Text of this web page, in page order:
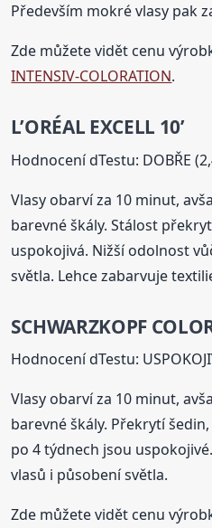
Především mokré vlasy pak
Zde můžete vidět cenu
INTENSIV-COLORATION.
L’ORÉAL EXCELL 10’
Hodnocení dTestu: DOBŘE
Vlasy obarví za 10 minut,
barevné škály. Stálost
uspokojivá. Nižší odolnost
světla. Lehce zabarvuje
SCHWARZKOPF
Hodnocení dTestu:
Vlasy obarví za 10 minut,
barevné škály. Překrytí
po 4 týdnech jsou
vlasů i působení světla.
Zde můžete vidět cenu